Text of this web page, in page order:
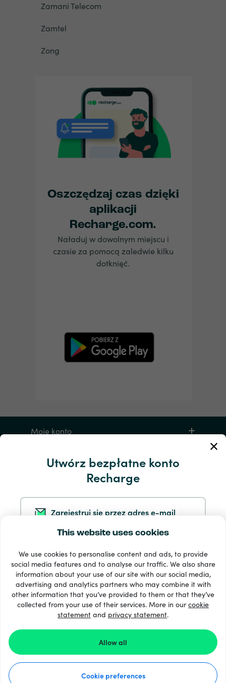
This website uses cookies
We use cookies to personalise content and ads, to provide
social media features and to analyse our traffic. We also share
information about your use of our site with our social media,
advertising and analytics partners who may combine it with
other information that you’ve provided to them or that they’ve
collected from your use of their services. More in ourcookie
statement and privacy statement.
Allow all
Cookie preferences
Utwórz bezpłatne konto
Recharge
Zarejestruj się przez adres e-mail
Zarejestruj się przez Facebooka
Zarejestruj się przez Apple
Dokonując rejestracji w Recharge.com, akceptujesz
naszeWarunki świadczenia usługorazOświadczenie
Dotyczące Prywatności.
Zamani Telecom
Zamtel
Zong
Oszczędzaj czas dzięki
aplikacji
Recharge.com.
Naładuj w dowolnym miejscu i
czasie za pomocą zaledwie kilku
dotknięć.
Moje konto
Serwis i pomoc
Dostępne metody płatności: 33 +
Wyświetl wszystko
Warunki ogólne